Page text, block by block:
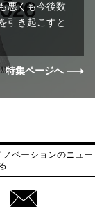
悪くも今後数
引き起こすと
特集ページへ
ベーションのニュー